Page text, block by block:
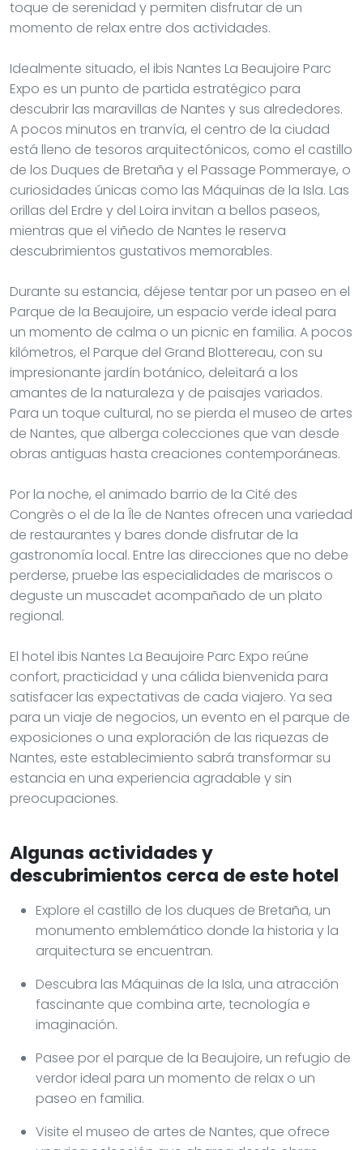
toque de serenidad y permiten disfrutar de un
momento de relax entre dos actividades.
Idealmente situado, el ibis Nantes La Beaujoire Parc
Expo es un punto de partida estratégico para
descubrir las maravillas de Nantes y sus alrededores.
A pocos minutos en tranvía, el centro de la ciudad
está lleno de tesoros arquitectónicos, como el castillo
de los Duques de Bretaña y el Passage Pommeraye, o
curiosidades únicas como las Máquinas de la Isla. Las
orillas del Erdre y del Loira invitan a bellos paseos,
mientras que el viñedo de Nantes le reserva
descubrimientos gustativos memorables.
Durante su estancia, déjese tentar por un paseo en el
Parque de la Beaujoire, un espacio verde ideal para
un momento de calma o un picnic en familia. A pocos
kilómetros, el Parque del Grand Blottereau, con su
impresionante jardín botánico, deleitará a los
amantes de la naturaleza y de paisajes variados.
Para un toque cultural, no se pierda el museo de artes
de Nantes, que alberga colecciones que van desde
obras antiguas hasta creaciones contemporáneas.
Por la noche, el animado barrio de la Cité des
Congrès o el de la Île de Nantes ofrecen una variedad
de restaurantes y bares donde disfrutar de la
gastronomía local. Entre las direcciones que no debe
perderse, pruebe las especialidades de mariscos o
deguste un muscadet acompañado de un plato
regional.
El hotel ibis Nantes La Beaujoire Parc Expo reúne
confort, practicidad y una cálida bienvenida para
satisfacer las expectativas de cada viajero. Ya sea
para un viaje de negocios, un evento en el parque de
exposiciones o una exploración de las riquezas de
Nantes, este establecimiento sabrá transformar su
estancia en una experiencia agradable y sin
preocupaciones.
Algunas actividades y
descubrimientos cerca de este hotel
Explore el castillo de los duques de Bretaña, un
monumento emblemático donde la historia y la
arquitectura se encuentran.
Descubra las Máquinas de la Isla, una atracción
fascinante que combina arte, tecnología e
imaginación.
Pasee por el parque de la Beaujoire, un refugio de
verdor ideal para un momento de relax o un
paseo en familia.
Visite el museo de artes de Nantes, que ofrece